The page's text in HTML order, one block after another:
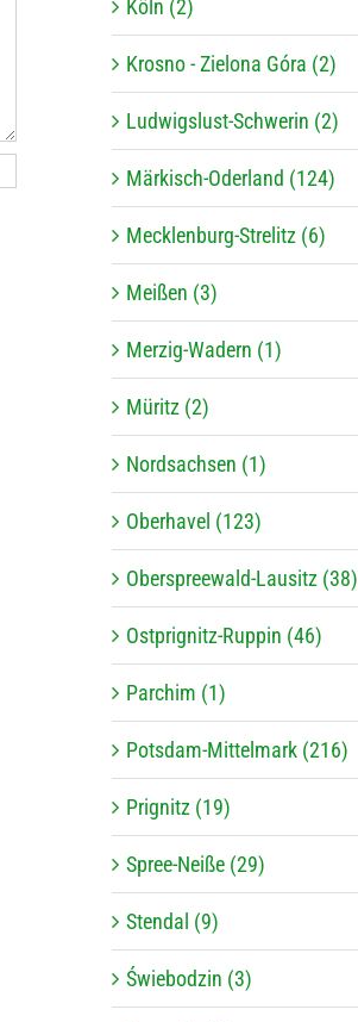
Köln (2)
Krosno - Zielona Góra (2)
Ludwigslust-Schwerin (2)
Märkisch-Oderland (124)
Mecklenburg-Strelitz (6)
Meißen (3)
Merzig-Wadern (1)
Müritz (2)
Nordsachsen (1)
Oberhavel (123)
Oberspreewald-Lausitz (38)
Ostprignitz-Ruppin (46)
Parchim (1)
Potsdam-Mittelmark (216)
Prignitz (19)
Spree-Neiße (29)
Stendal (9)
Świebodzin (3)